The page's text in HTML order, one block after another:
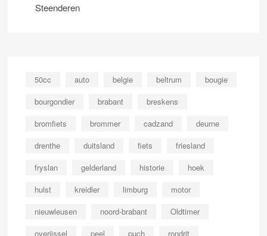
Steenderen
50cc auto belgie beltrum
bougie
bourgondier
brabant
breskens
bromfiets
brommer cadzand
deurne
drenthe
duitsland fiets
friesland
fryslan
gelderland historie
hoek
hulst
kreidler limburg
motor
nieuwleusen
noord-brabant
Oldtimer
overijssel
peel puch
rondrit